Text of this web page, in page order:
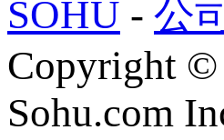
SOHU - 公
Copyright ©
Sohu.com